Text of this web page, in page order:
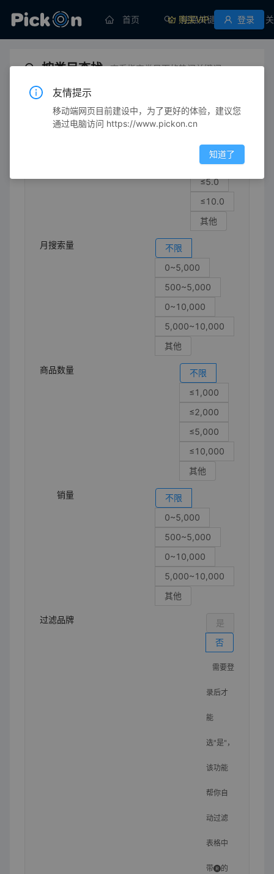
首页 挖掘关键词
购买VIP 登录
按类目查找 查看指定类目下的热门关键词
生育/育儿 玩具/垫子 实木教具/加贝 请选择四级类目
不限
≤1.0
≤5.0
≤10.0
其他
月搜索量
不限
0~5,000
500~5,000
0~10,000
5,000~10,000
其他
商品数量
不限
≤1,000
≤2,000
≤5,000
≤10,000
其他
销量
不限
0~5,000
500~5,000
0~10,000
5,000~10,000
其他
过滤品牌
是
否
需要登
录后才
能
选"是"，
该功能
帮你自
动过滤
表格中
带 的
友情提示
移动端网页目前建设中，为了更好的体验，建议您
通过电脑访问 https://www.pickon.cn
知道了